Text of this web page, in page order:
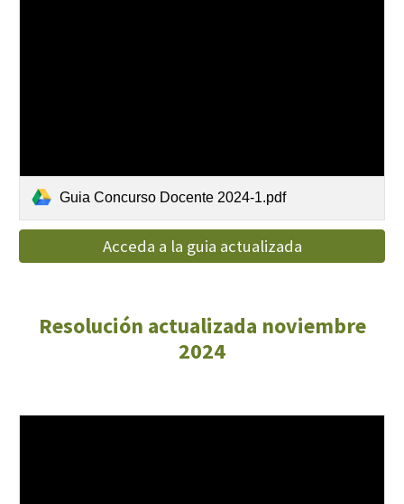
Guia Concurso Docente 2024-1.pdf
Acceda a la guia actualizada
Resolución actualizada noviembre
2024